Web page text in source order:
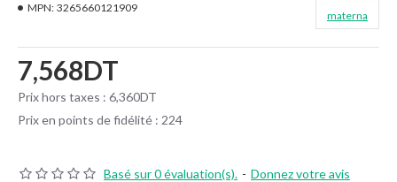
Basé sur 0 évaluation(s). - Donnez votre avis
7,568DT
Prix hors taxes : 6,360DT
Prix en points de fidélité : 224
MPN: 3265660121909
materna